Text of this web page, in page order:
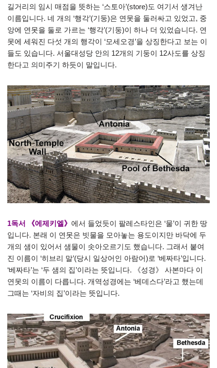
길거리의 임시 매점을 뜻하는 ‘스토아’(store)도 여기서 생겨난
이름입니다. 네 개의 ‘행각’(기둥)은 연못을 둘러싸고 있었고, 중
앙에 연못을 둘로 가르는 ‘행각’(기둥)이 하나 더 있었습니다. 연
못에 세워진 다섯 개의 행각이 ‘모세오경’을 상징한다고 보는 이
들도 있습니다. 서울대성당 안의 12개의 기둥이 12사도를 상징
한다고 의미주기 하듯이 말입니다.
1독서 《에제키엘》 에서 들었듯이 팔레스타인은 ‘물’이 귀한 땅
입니다. 본래 이 연못은 빗물을 모아놓는 용도이지만 바닥에 두
개의 샘이 있어서 샘물이 솟아오르기도 했습니다. 그래서 붙여
진 이름이 ‘히브리 말’(당시 일상어인 아람어)로 ‘베짜타’입니다.
‘베짜타’는 ‘두 샘의 집’이라는 뜻입니다. 《성경》 사본마다 이
연못의 이름이 다릅니다. 개역성경에는 ‘베데스다’라고 했는데
그때는 ‘자비의 집’이라는 뜻입니다.